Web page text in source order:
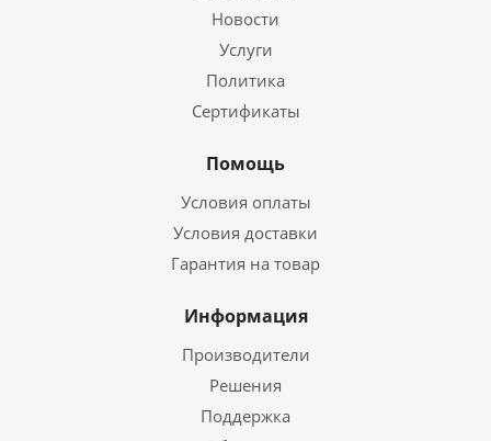
Новости
Услуги
Политика
Сертификаты
Помощь
Условия оплаты
Условия доставки
Гарантия на товар
Информация
Производители
Решения
Поддержка